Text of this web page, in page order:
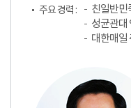
주요 경력 :
친일반민
성균관대
대한매일